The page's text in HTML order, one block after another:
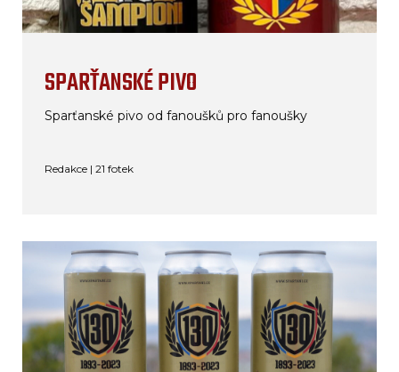
SPARŤANSKÉ PIVO
Sparťanské pivo od fanoušků pro fanoušky
Redakce | 21 fotek